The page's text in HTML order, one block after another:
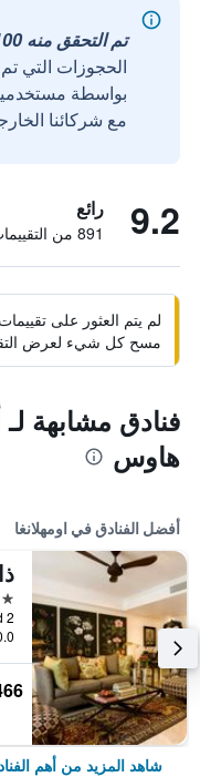
تم التحقق منه 100%
الحجوزات التي
مع شركائنا
9.2 رائع
891 من التقييمات تم التحقق منها
لم يتم العثور على
مسح كل شيء لعرض
فنادق مشابهة
هاوس
أفضل الفنادق في اومهلانغا
5 نجوم
0.0 كيلومتر عن
شاهد المزيد من أهم